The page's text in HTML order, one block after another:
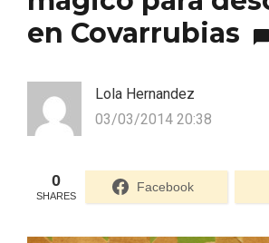
en Covarrubias
Lola Hernandez
03/03/2014 20:38
0
SHARES
Facebook
Formulario de acceso protegido por